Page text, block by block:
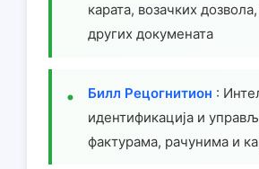
карата, возачких
других докумената
Билл Рецогнитион :
идентификација и
фактурама, рачунима и